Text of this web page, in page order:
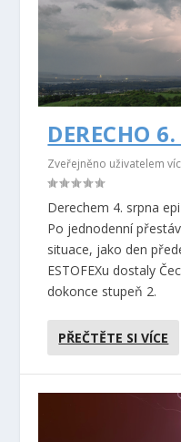
DERECHO
Zveřejněno uživatelem
Derechem 4. srpna
Po jednodenní
situace, jako den
ESTOFEXu dostaly
dokonce stupeň 2.
PŘEČTĚTE SI VÍCE